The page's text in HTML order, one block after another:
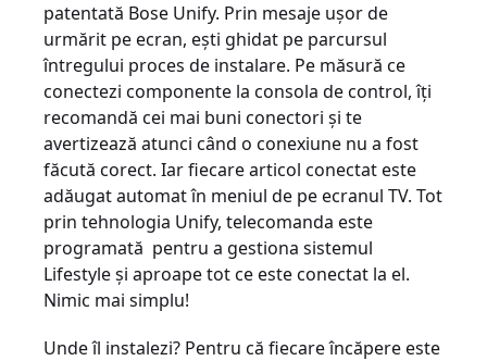
patentată Bose Unify. Prin mesaje ușor de
urmărit pe ecran, ești ghidat pe parcursul
întregului proces de instalare. Pe măsură ce
conectezi componente la consola de control, îți
recomandă cei mai buni conectori și te
avertizează atunci când o conexiune nu a fost
făcută corect. Iar fiecare articol conectat este
adăugat automat în meniul de pe ecranul TV. Tot
prin tehnologia Unify, telecomanda este
programată pentru a gestiona sistemul
Lifestyle și aproape tot ce este conectat la el.
Nimic mai simplu!
Unde îl instalezi? Pentru că fiecare încăpere este